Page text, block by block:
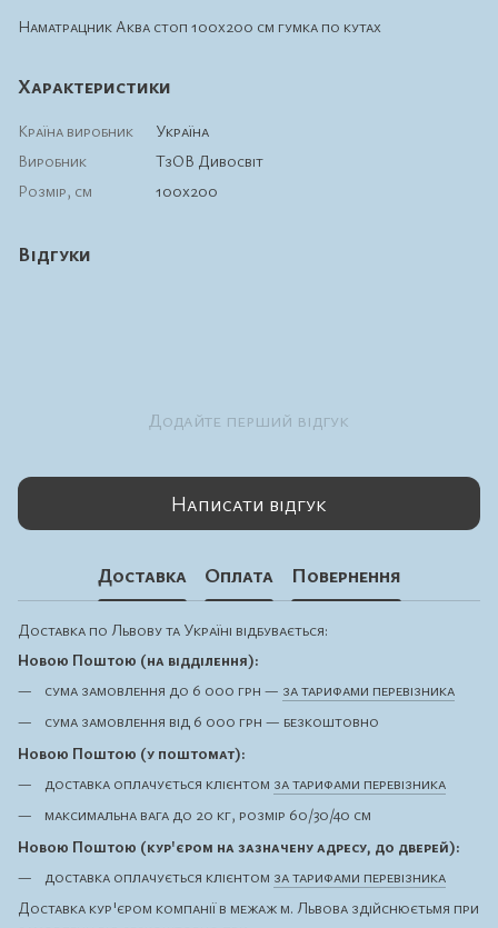
Наматрацник Аква стоп 100х200 см гумка по кутах
Характеристики
Країна виробник
Україна
Виробник
ТзОВ Дивосвіт
Розмір, см
100х200
Відгуки
Додайте перший відгук
Написати відгук
Доставка Оплата Повернення
Доставка по Львову та Україні відбувається:
Новою Поштою (на відділення):
сума замовлення до 6 000 грн — за тарифами перевізника
сума замовлення від 6 000 грн — безкоштовно
Новою Поштою (у поштомат):
доставка оплачується клієнтом за тарифами перевізника
максимальна вага до 20 кг, розмір 60/30/40 см
Новою Поштою (кур'єром на зазначену адресу, до дверей):
доставка оплачується клієнтом за тарифами перевізника
Доставка кур'єром компанії в межаж м. Львова здійснюєтьмя при